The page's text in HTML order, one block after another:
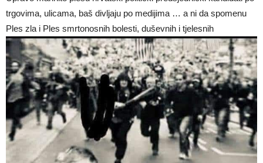
trgovima, ulicama, baš divljaju po medijima … a ni da spomenu
Ples zla i Ples smrtonosnih bolesti, duševnih i tjelesnih